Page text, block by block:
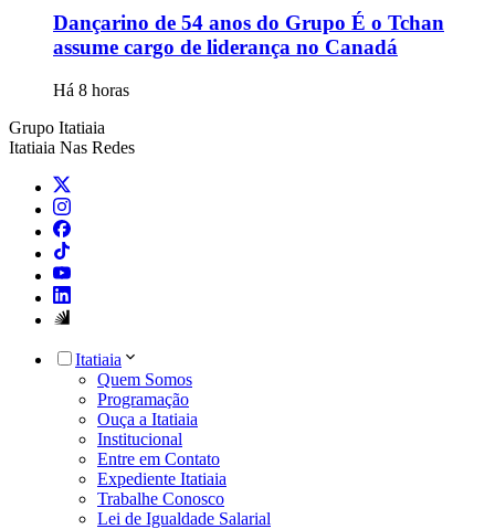
Dançarino de 54 anos do Grupo É o Tchan
assume cargo de liderança no Canadá
Há 8 horas
Grupo Itatiaia
Itatiaia Nas Redes
Itatiaia
Quem Somos
Programação
Ouça a Itatiaia
Institucional
Entre em Contato
Expediente Itatiaia
Trabalhe Conosco
Lei de Igualdade Salarial